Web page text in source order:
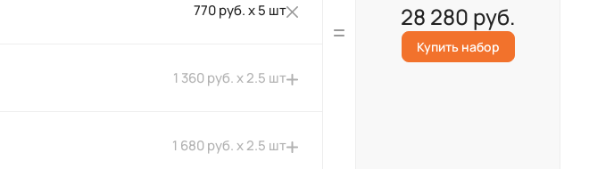
770 руб. x 5 шт
1 360 руб. x 2.5 шт
1 680 руб. x 2.5 шт
28 280 руб.
Купить набор